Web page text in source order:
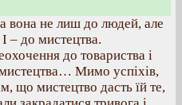
вона не лиш до людей, але
– до мистецтва.
до товариства і
мистецтва… Мимо успіхів,
що мистецтво дасть їй те,